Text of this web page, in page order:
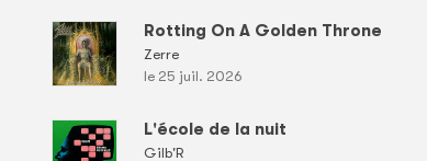
Rotting On A Golden Throne
Zerre
le 25 juil. 2026
L'école de la nuit
Gilb'R